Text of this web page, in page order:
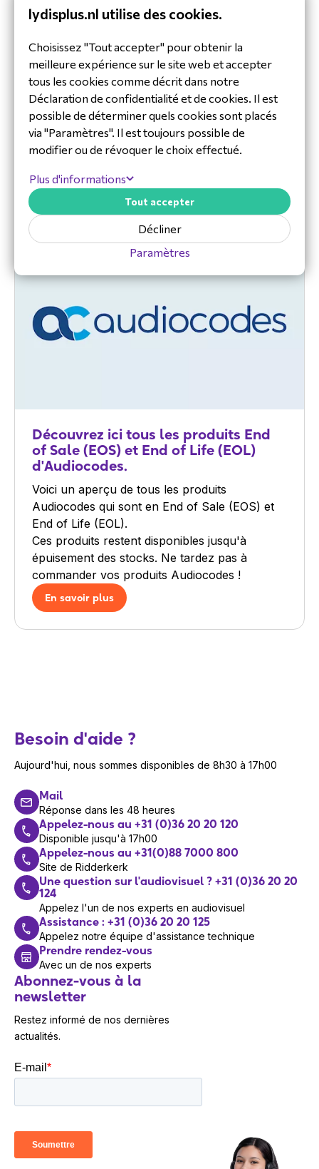
of Sale (EOS) et End of Life (EOL) de
Spectralink.
Voici un aperçu de tous les produits
Spectralink qui sont en End of Sale (EOS) et
End of Life (EOL).
Ces produits restent disponibles jusqu'à
épuisement des stocks. Ne tardez pas à
commander vos produits Spectralink !
Découvrez ici tous les produits End
of Sale (EOS) et End of Life (EOL)
d'Audiocodes.
Voici un aperçu de tous les produits
Audiocodes qui sont en End of Sale (EOS) et
End of Life (EOL).
Ces produits restent disponibles jusqu'à
épuisement des stocks. Ne tardez pas à
commander vos produits Audiocodes !
En savoir plus
Besoin d'aide ?
Aujourd'hui, nous sommes disponibles de 8h30 à 17h00
Mail
Réponse dans les 48 heures
Appelez-nous au +31 (0)36 20 20 120
Disponible jusqu'à 17h00
Appelez-nous au +31(0)88 7000 800
Site de Ridderkerk
Une question sur l'audiovisuel ? +31 (0)36 20 20
124
Appelez l'un de nos experts en audiovisuel
Assistance : +31 (0)36 20 20 125
Appelez notre équipe d'assistance technique
Prendre rendez-vous
Avec un de nos experts
Abonnez-vous à la
newsletter
Restez informé de nos dernières
actualités.
lydisplus.nl utilise des cookies.
Choisissez "Tout accepter" pour obtenir la
meilleure expérience sur le site web et accepter
tous les cookies comme décrit dans notre
Déclaration de confidentialité et de cookies. Il est
possible de déterminer quels cookies sont placés
via "Paramètres". Il est toujours possible de
modifier ou de révoquer le choix effectué.
Plus d'informations
Paramètres
Décliner
Tout accepter